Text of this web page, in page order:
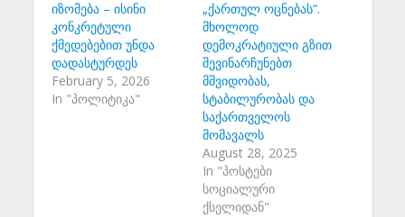
იზომება – ისინი
კონკრეტული
ქმედებებით უნდა
დადასტურდეს
February 5, 2026
In "პოლიტიკა"
„ქართულ ოცნებას“.
მხოლოდ
დემოკრატიული გზით
შევინარჩუნებთ
მშვიდობას,
სტაბილურობას და
საქართველოს
მომავალს
August 28, 2025
In "პოსტები
სოციალური
ქსელიდან"